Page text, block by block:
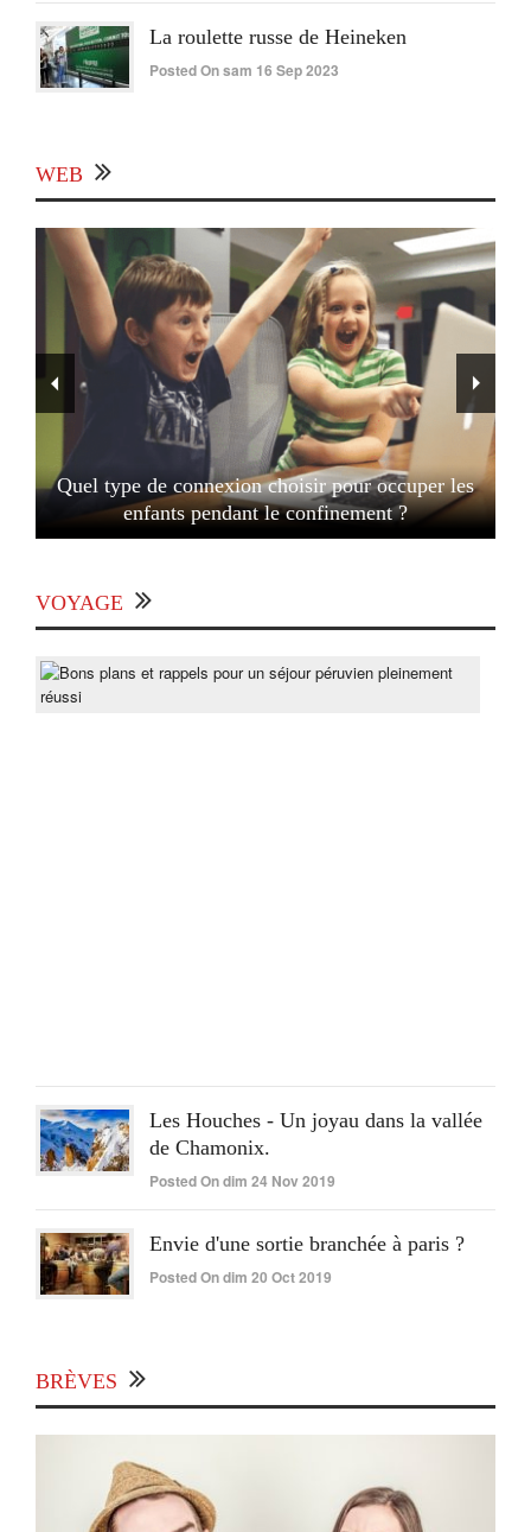
La roulette russe de Heineken
Posted On sam 16 Sep 2023
WEB
Quel type de connexion choisir pour occuper les
enfants pendant le confinement ?
VOYAGE
Les Houches - Un joyau dans la vallée
de Chamonix.
Posted On dim 24 Nov 2019
Envie d'une sortie branchée à paris ?
Posted On dim 20 Oct 2019
BRÈVES